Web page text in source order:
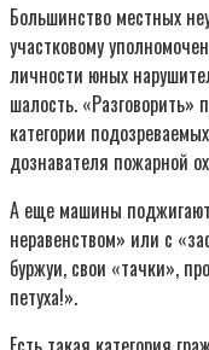
Большинство местных
участковому
личности юных
шалость. «Разговорить»
категории
дознавателя пожарной
А еще машины
неравенством» или с
буржуи, свои «тачки»,
петуха!».